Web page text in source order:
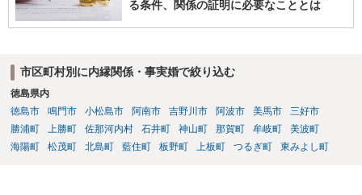
る条件、関係の証明に必要なこととは
市区町村別に内縁関係・事実婚で絞り込む
徳島県内
徳島市
鳴門市 小松島市 阿南市 吉野川市 阿波市 美馬市
三好市
勝浦町
上勝町 佐那河内村 石井町 神山町 那賀町 牟岐町
美波町
海陽町
松茂町 北島町 藍住町 板野町 上板町 つるぎ町 東みよし町